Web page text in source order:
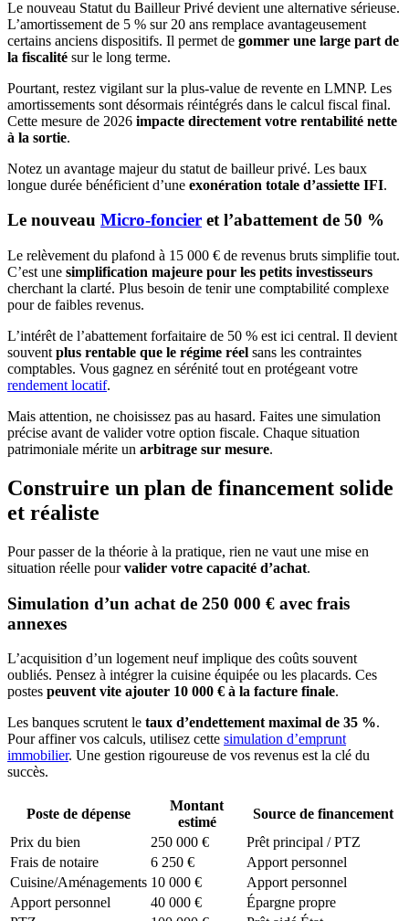
Le nouveau Statut du Bailleur Privé devient une alternative sérieuse.
L’amortissement de 5 % sur 20 ans remplace avantageusement
certains anciens dispositifs. Il permet de gommer une large part de
la fiscalité sur le long terme.
Pourtant, restez vigilant sur la plus-value de revente en LMNP. Les
amortissements sont désormais réintégrés dans le calcul fiscal final.
Cette mesure de 2026 impacte directement votre rentabilité nette
à la sortie.
Notez un avantage majeur du statut de bailleur privé. Les baux
longue durée bénéficient d’une exonération totale d’assiette IFI.
Le nouveau Micro-foncier et l’abattement de 50 %
Le relèvement du plafond à 15 000 € de revenus bruts simplifie tout.
C’est une simplification majeure pour les petits investisseurs
cherchant la clarté. Plus besoin de tenir une comptabilité complexe
pour de faibles revenus.
L’intérêt de l’abattement forfaitaire de 50 % est ici central. Il devient
souvent plus rentable que le régime réel sans les contraintes
comptables. Vous gagnez en sérénité tout en protégeant votre
rendement locatif.
Mais attention, ne choisissez pas au hasard. Faites une simulation
précise avant de valider votre option fiscale. Chaque situation
patrimoniale mérite un arbitrage sur mesure.
Construire un plan de financement solide
et réaliste
Pour passer de la théorie à la pratique, rien ne vaut une mise en
situation réelle pourvalider votre capacité d’achat.
Simulation d’un achat de 250 000 € avec frais
annexes
L’acquisition d’un logement neuf implique des coûts souvent
oubliés. Pensez à intégrer la cuisine équipée ou les placards. Ces
postes peuvent vite ajouter 10 000 € à la facture finale.
Les banques scrutent le taux d’endettement maximal de 35 %.
Pour affiner vos calculs, utilisez cette simulation d’emprunt
immobilier. Une gestion rigoureuse de vos revenus est la clé du
succès.
Poste de dépense
Montant
estimé
Source de financement
Prix du bien
250 000 €
Prêt principal / PTZ
Frais de notaire
6 250 €
Apport personnel
Cuisine/Aménagements 10 000 €
Apport personnel
Apport personnel
40 000 €
Épargne propre